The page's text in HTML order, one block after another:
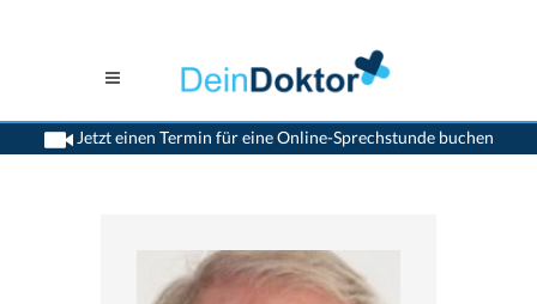
Jetzt einen Termin für eine Online-Sprechstunde buchen
>Orthopaden>Muttenz>Dr. Bernhard Segesser>Termin mit Dr. Bernhard